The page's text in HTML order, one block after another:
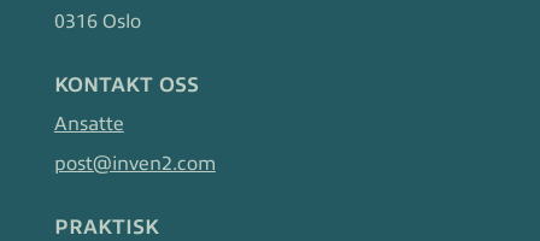
0316 Oslo
KONTAKT OSS
Ansatte
post@inven2.com
PRAKTISK